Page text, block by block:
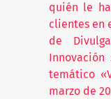
quién le
clientes en
de
temático
marzo de